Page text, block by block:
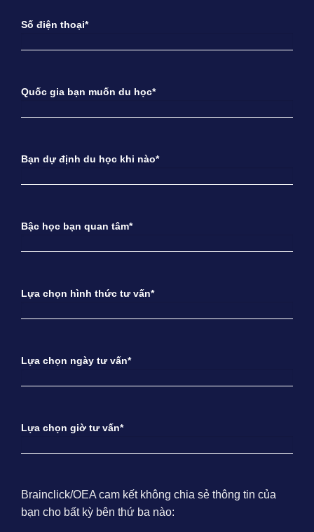
Số điện thoại*
Quốc gia bạn muốn du học*
Bạn dự định du học khi nào*
Bậc học bạn quan tâm*
Lựa chọn hình thức tư vấn*
Lựa chọn ngày tư vấn*
Lựa chọn giờ tư vấn*
Brainclick/OEA cam kết không chia sẻ thông tin của
bạn cho bất kỳ bên thứ ba nào: